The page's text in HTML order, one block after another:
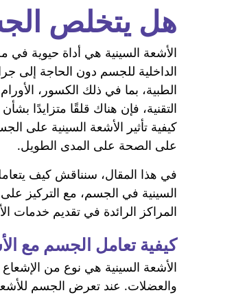
هل يتخلص
الأشعة السينية هي أداة حيوية
الداخلية للجسم دون الحاجة إلى
الطبية، بما في ذلك الكسور،
التقنية، فإن هناك قلقًا متزايدًا
كيفية تأثير الأشعة السينية على
على الصحة على المدى الطويل.
في هذا المقال، سنناقش كيف
السينية في الجسم، مع التركيز
المراكز الرائدة في تقديم خدمات
كيفية تعامل الجسم مع
الأشعة السينية هي نوع من
والعضلات. عند تعرض الجسم